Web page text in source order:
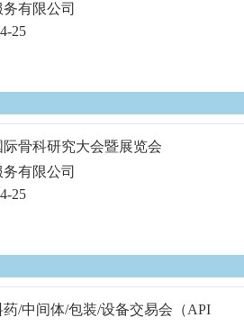
有限公司
25
骨科研究大会暨展览会
有限公司
25
药/中间体/包装/设备交易会（API